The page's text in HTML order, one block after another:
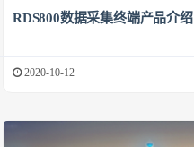
RDS800数据采集终端产品介绍
2020-10-12